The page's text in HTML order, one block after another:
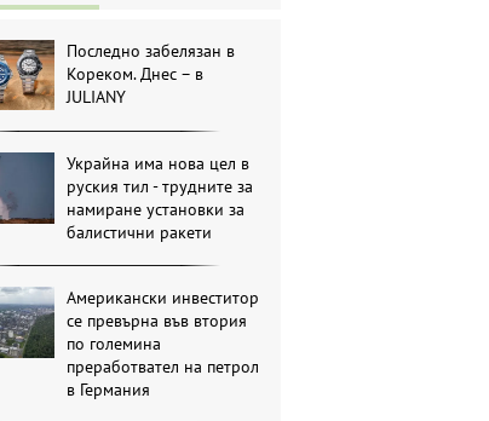
Последно забелязан в
Кореком. Днес – в
JULIANY
Украйна има нова цел в
руския тил - трудните за
намиране установки за
балистични ракети
Американски инвеститор
се превърна във втория
по големина
преработвател на петрол
в Германия